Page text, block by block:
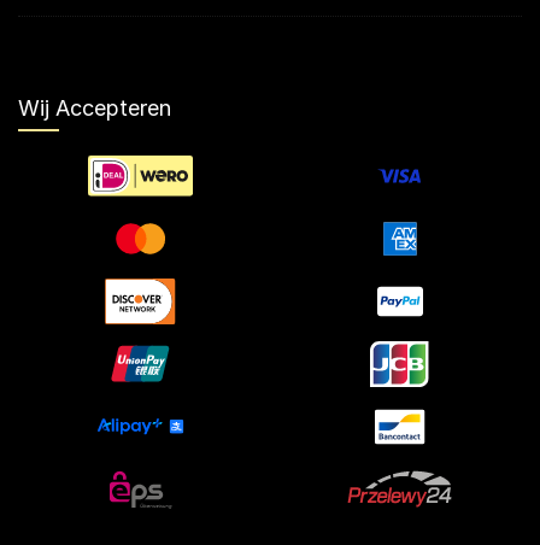
Wij Accepteren